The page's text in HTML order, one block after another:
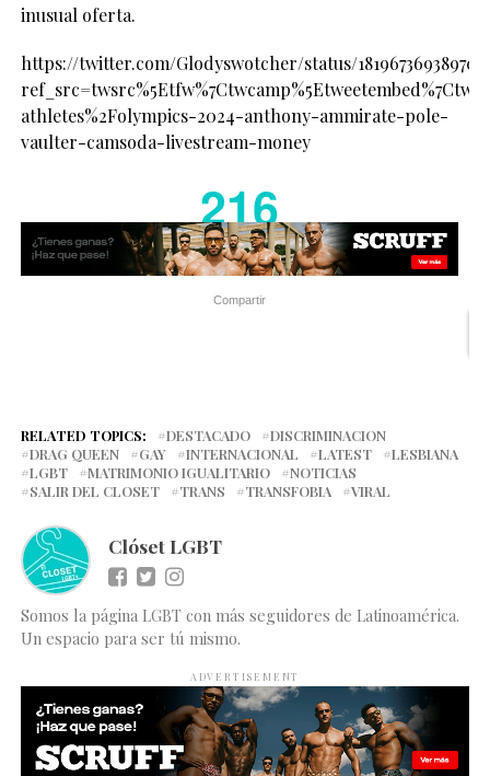
inusual oferta.
https://twitter.com/Glodyswotcher/status/
athletes%2Folympics-2024-anthony-ammirate-pole-
vaulter-camsoda-livestream-money
216
Compartir
RELATED TOPICS: DESTACADO
DISCRIMINACION
DRAG QUEEN
GAY INTERNACIONAL LATEST
LESBIANA
LGBT
MATRIMONIO IGUALITARIO
NOTICIAS
SALIR DEL CLOSET
TRANS TRANSFOBIA VIRAL
Clóset LGBT
Somos la página LGBT con más seguidores de Latinoamérica.
Un espacio para ser tú mismo.
ADVERTISEMENT